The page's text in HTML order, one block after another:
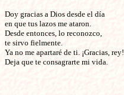
Doy gracias a Dios desde el día
en que tus lazos me ataron.
Desde entonces, lo reconozco,
te sirvo fielmente.
Ya no me apartaré de ti. ¡Gracias, rey!
Deja que te consagrarte mi vida.